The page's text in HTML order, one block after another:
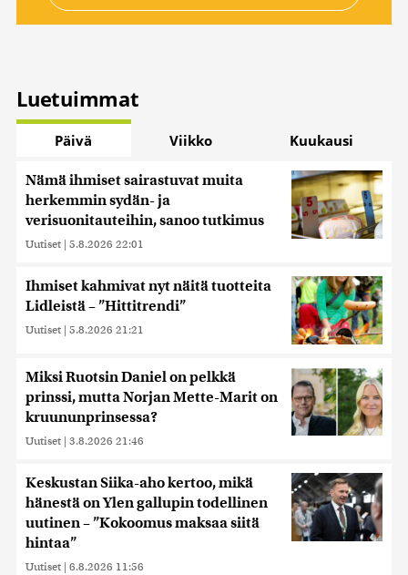
Luetuimmat
Päivä Viikko Kuukausi
Nämä ihmiset sairastuvat muita
herkemmin sydän- ja
verisuonitauteihin, sanoo tutkimus
Uutiset | 5.8.2026 22:01
Ihmiset kahmivat nyt näitä tuotteita
Lidleistä – ”Hittitrendi”
Uutiset | 5.8.2026 21:21
Miksi Ruotsin Daniel on pelkkä
prinssi, mutta Norjan Mette-Marit on
kruununprinsessa?
Uutiset | 3.8.2026 21:46
Keskustan Siika-aho kertoo, mikä
hänestä on Ylen gallupin todellinen
uutinen – ”Kokoomus maksaa siitä
hintaa”
Uutiset | 6.8.2026 11:56